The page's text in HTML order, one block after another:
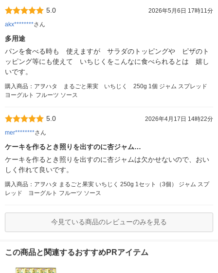
5.0
2026年5月6日 17時11分
akx********さん
多用途
パンを食べる時も 使えますが サラダのトッピングや ピザのト
ッピング等にも使えて いちじくをこんなに食べられるとは 嬉し
いです。
購入商品：アヲハタ まるごと果実 いちじく 250g 1個 ジャム スプレッド
ヨーグルト フルーツ ソース
5.0
2026年4月17日 14時22分
mer********さん
ケーキを作るとき照りを出すのに杏ジャム…
ケーキを作るとき照りを出すのに杏ジャムは欠かせないので、おい
しく作れて良いです。
購入商品：アヲハタ まるごと果実 いちじく 250g 1セット（3個） ジャム スプ
レッド ヨーグルト フルーツ ソース
今見ている商品のレビューのみを見る
この商品と関連するおすすめPRアイテム